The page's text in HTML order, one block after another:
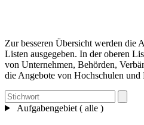
Zur besseren Übersicht werden die
Listen ausgegeben. In der oberen
von Unternehmen, Behörden,
die Angebote von Hochschulen und
Aufgabengebiet ( alle )